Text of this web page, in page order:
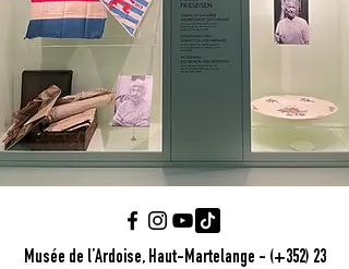
Musée de l’Ardoise, Haut-Martelange - (+352) 23